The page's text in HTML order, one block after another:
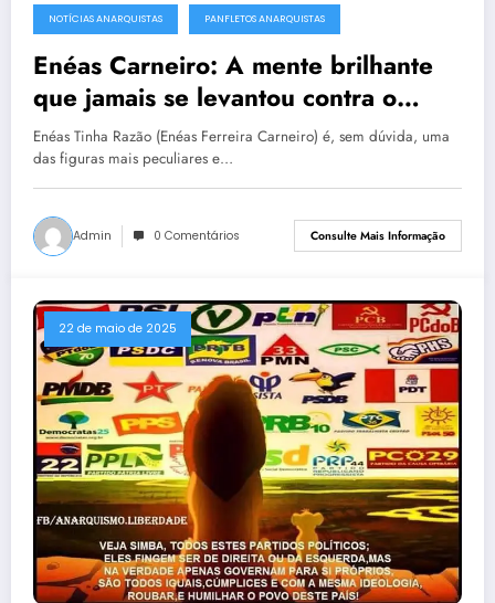
NOTÍCIAS ANARQUISTAS PANFLETOS ANARQUISTAS
Enéas Carneiro: A mente brilhante
que jamais se levantou contra o
trono!
Enéas Tinha Razão (Enéas Ferreira Carneiro) é, sem dúvida, uma
das figuras mais peculiares e…
Admin 0 Comentários Consulte Mais Informação
22 de maio de 2025